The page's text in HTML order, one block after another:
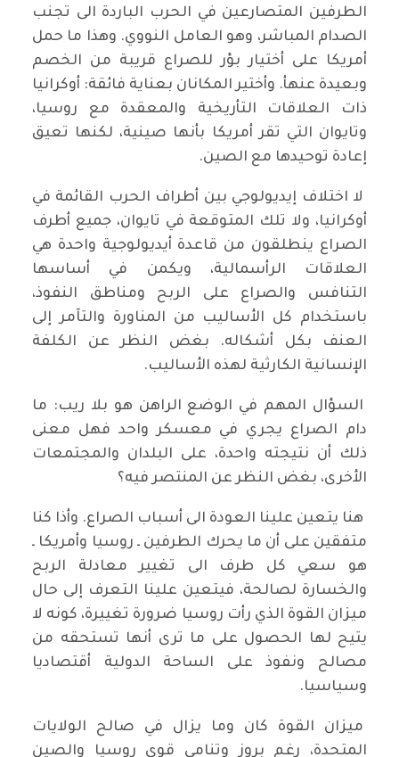
الطرفين المتصارعين في الحرب الباردة الى تجنب
الصدام المباشر، وهو العامل النووي. وهذا ما حمل
أمريكا على أختيار بؤر للصراع قريبة من الخصم
وبعيدة عنهأ. وأختير المكانان بعناية فائقة: أوكرانيا
ذات العلاقات التأريخية والمعقدة مع روسيا،
وتايوان التي تقر أمريكا بأنها صينية، لكنها تعيق
إعادة توحيدها مع الصين.
لا اختلاف إيديولوجي بين أطراف الحرب القائمة في
أوكرانيا، ولا تلك المتوقعة في تايوان، جميع أطرف
الصراع ينطلقون من قاعدة أيديولوجية واحدة هي
العلاقات الرأسمالية، ويكمن في أساسها
التنافس والصراع على الربح ومناطق النفوذ،
باستخدام كل الأساليب من المناورة والتآمر إلى
العنف بكل أشكاله. بغض النظر عن الكلفة
الإنسانية الكارثية لهذه الأساليب.
السؤال المهم في الوضع الراهن هو بلا ريب: ما
دام الصراع يجري في معسكر واحد فهل معنى
ذلك أن نتيجته واحدة، على البلدان والمجتمعات
الأخرى، بغض النظر عن المنتصر فيه؟
هنا يتعين علينا العودة الى أسباب الصراع. وأذا كنا
متفقين على أن ما يحرك الطرفين ـ روسيا وأمريكا ـ
هو سعي كل طرف الى تغيير معادلة الربح
والخسارة لصالحة، فيتعين علينا التعرف إلى حال
ميزان القوة الذي رأت روسيا ضرورة تغييرة، كونه لا
يتيح لها الحصول على ما ترى أنها تستحقه من
مصالح ونفوذ على الساحة الدولية أقتصاديا
وسياسيا.
ميزان القوة كان وما يزال في صالح الولايات
المتحدة، رغم بروز وتنامي قوى روسيا والصين